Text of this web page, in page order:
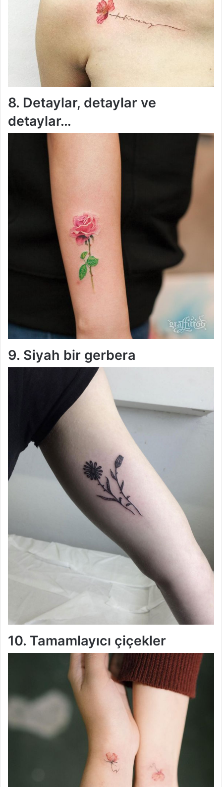
8. Detaylar, detaylar ve
detaylar…
9. Siyah bir gerbera
10. Tamamlayıcı çiçekler